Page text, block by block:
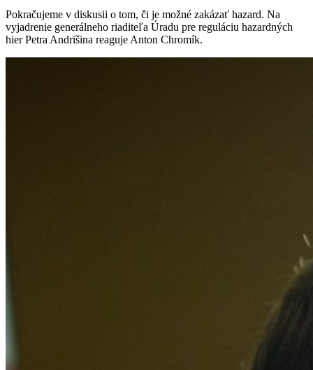
Pokračujeme v diskusii o tom, či je možné zakázať hazard. Na
vyjadrenie generálneho riaditeľa Úradu pre reguláciu hazardných
hier Petra Andrišina reaguje Anton Chromík.